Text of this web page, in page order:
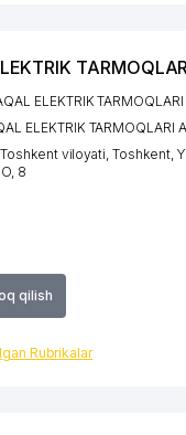
qilish
Rubrikalar
ELEKTRIK
ELEKTRIK TARMOQLARI
Toshkent viloyati ,Toshkent,
, 8